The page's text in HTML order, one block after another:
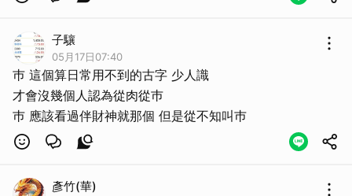
子驤
05月17日07:40
巿 這個算日常用不到的古字 少人識
才會沒幾個人認為從肉從巿
巿 應該看過伴財神就那個 但是從不知叫巿
彥竹(華)